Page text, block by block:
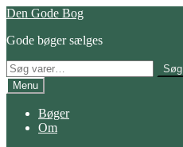
Spring
navigation
Spring
indhold
Den Gode Bog
Gode bøger sælges
Søg
efter:
Søg
Menu
Bøger
Om